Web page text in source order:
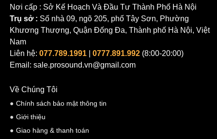
Nơi cấp : Sở Kế Hoạch Và Đầu Tư Thành Phố Hà Nội
Trụ sở : Số nhà 09, ngõ 205, phố Tây Sơn, Phường
Khương Thượng, Quận Đống Đa, Thành phố Hà Nội, Việt
Nam
Liên hệ: 077.789.1991 0777.891.992 (8:00-20:00)
Email: sale.prosound.vn@gmail.com
Về Chúng Tôi
Chính sách bảo mật thông tin
Giới thiệu
Giao hàng & thanh toán